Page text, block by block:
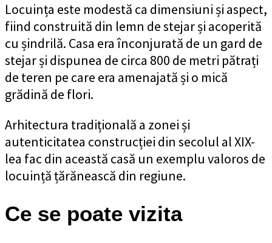
Locuința este modestă ca dimensiuni și aspect,
fiind construită din lemn de stejar și acoperită
cu șindrilă. Casa era înconjurată de un gard de
stejar și dispunea de circa 800 de metri pătrați
de teren pe care era amenajată și o mică
grădină de flori.
Arhitectura tradițională a zonei și
autenticitatea construcției din secolul al XIX-
lea fac din această casă un exemplu valoros de
locuință țărănească din regiune.
Ce se poate vizita